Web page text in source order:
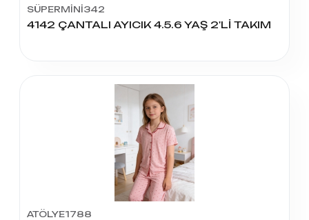
SÜPERMİNİ342
4142 ÇANTALI AYICIK 4.5.6 YAŞ 2'Lİ TAKIM
ATÖLYE1788